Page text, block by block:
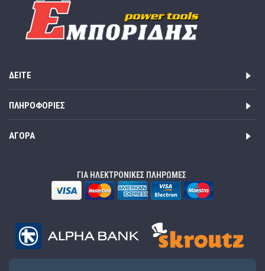
ΔΕΊΤΕ
ΠΛΗΡΟΦΟΡΊΕΣ
ΑΓΟΡΆ
ΓΙΑ ΗΛΕΚΤΡΟΝΙΚΕΣ ΠΛΗΡΩΜΕΣ